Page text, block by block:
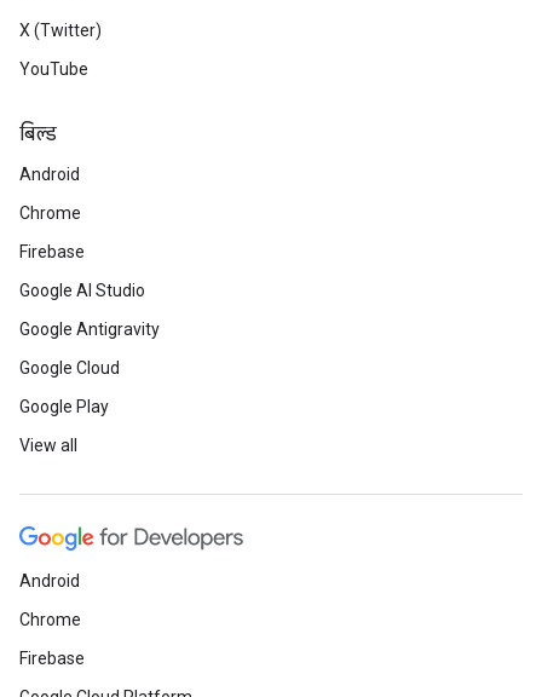
X (Twitter)
YouTube
बिल्ड
Android
Chrome
Firebase
Google AI Studio
Google Antigravity
Google Cloud
Google Play
View all
Android
Chrome
Firebase